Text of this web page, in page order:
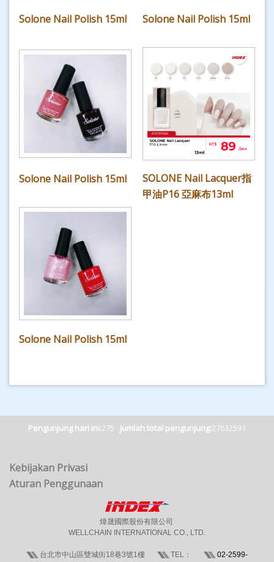
Solone Nail Polish 15ml Solone Nail Polish 15ml
Solone Nail Polish 15ml
SOLONE Nail Lacquer指
甲油P16 亞麻布13ml
Solone Nail Polish 15ml
Pengunjung hari ini:275 Jumlah total pengunjung:27632591
Kebijakan Privasi
Aturan Penggunaan
煒晟國際股份有限公司
WELLCHAIN INTERNATIONAL CO., LTD.
台北市中山區雙城街18巷3號1樓 TEL：
02-2599-